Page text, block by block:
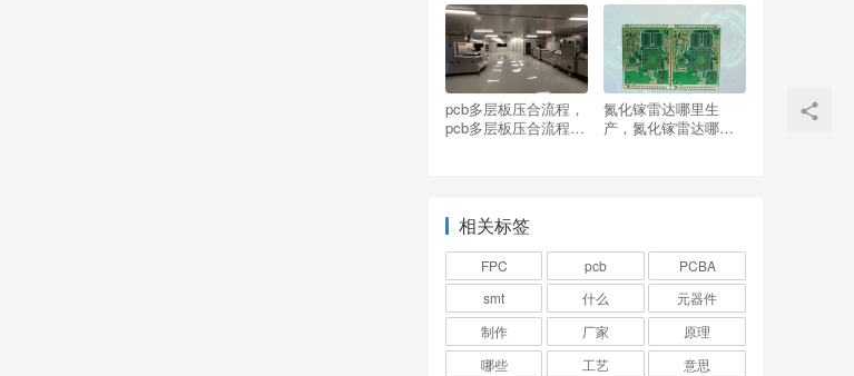
pcb多层板压合流程，
pcb多层板压合流程
氮化镓雷达哪里生
产，氮化镓雷达哪里
相关标签
FPC pcb
PCBA
smt
什么
元器件
制作
厂家
原理
哪些
工艺
意思